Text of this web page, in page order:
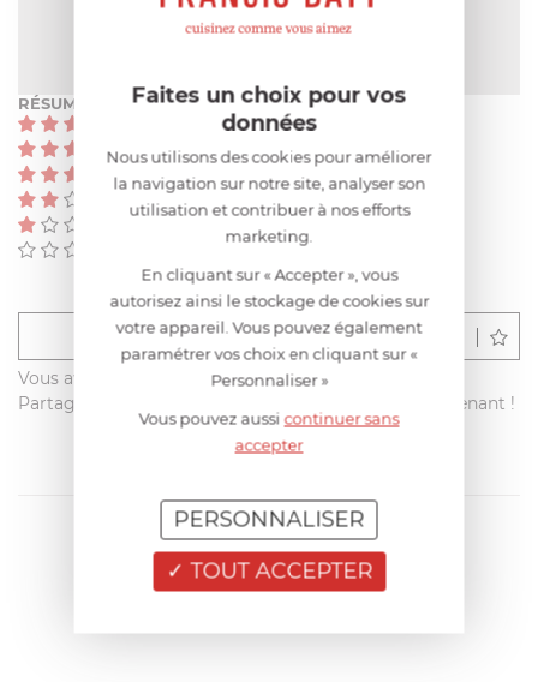
NOTE MOYENNE
RÉSUMÉ
(0)
(0)
(0)
Déposer un avis
Vous avez acheté ce produit sur francisbatt.com ?
Partagez votre avis avec les autres clients dès maintenant !
Faites un choix pour vos
données
Nous utilisons des cookies pour améliorer
la navigation sur notre site, analyser son
utilisation et contribuer à nos efforts
marketing.
En cliquant sur « Accepter », vous
autorisez ainsi le stockage de cookies sur
votre appareil. Vous pouvez également
paramétrer vos choix en cliquant sur «
Personnaliser »
Vous pouvez aussicontinuer sans
accepter
TOUT ACCEPTER
PERSONNALISER